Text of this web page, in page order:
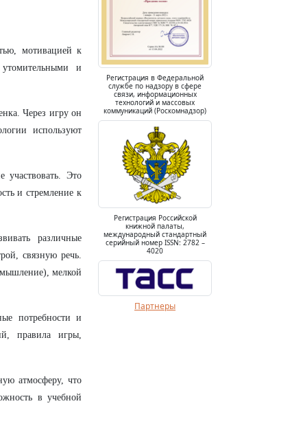
мотивацией к
и
Через игру он
используют
участвовать. Это
и стремление к
различные
связную речь.
мелкой
потребности и
правила игры,
атмосферу, что
в учебной
Регистрация в Федеральной
службе по надзору в сфере
связи, информационных
технологий и массовых
коммуникаций (Роскомнадзор)
Регистрация Российской
книжной палаты,
международный стандартный
серийный номер ISSN: 2782 –
4020
Партнеры